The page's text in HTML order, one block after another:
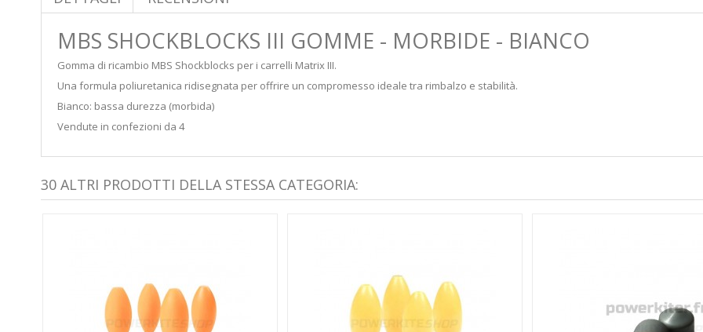
MBS SHOCKBLOCKS III GOMME - MORBIDE - BIANCO
Gomma di ricambio MBS Shockblocks per i carrelli Matrix III.
Una formula poliuretanica ridisegnata per offrire un compromesso ideale tra rimbalzo e stabilità.
Bianco: bassa durezza (morbida)
Vendute in confezioni da 4
30 ALTRI PRODOTTI DELLA STESSA CATEGORIA: